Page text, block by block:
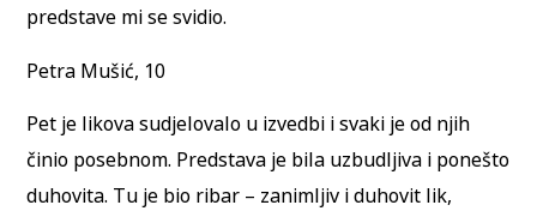
predstave mi se svidio.
Petra Mušić, 10
Pet je likova sudjelovalo u izvedbi i svaki je od njih
činio posebnom. Predstava je bila uzbudljiva i ponešto
duhovita. Tu je bio ribar – zanimljiv i duhovit lik,